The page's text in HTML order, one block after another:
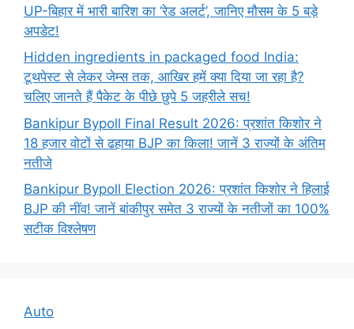
UP-बिहार में भारी बारिश का ‘रेड अलर्ट’, जानिए मौसम के 5 बड़े
अपडेट!
Hidden ingredients in packaged food India:
टूथपेस्ट से लेकर जेम्स तक, आखिर हमें क्या दिया जा रहा है?
चलिए जानते हैं पैकेट के पीछे छुपे 5 जहरीले सच!
Bankipur Bypoll Final Result 2026: प्रशांत किशोर ने
18 हजार वोटों से ढहाया BJP का किला! जानें 3 राज्यों के अंतिम
नतीजे
Bankipur Bypoll Election 2026: प्रशांत किशोर ने हिलाई
BJP की नींव! जानें बांकीपुर समेत 3 राज्यों के नतीजों का 100%
सटीक विश्लेषण
Auto